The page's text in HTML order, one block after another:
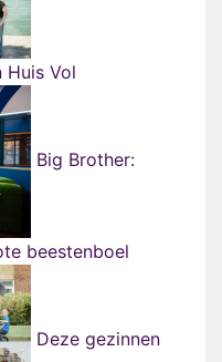
Huis Vol
Big Brother:
beestenboel
Deze gezinnen